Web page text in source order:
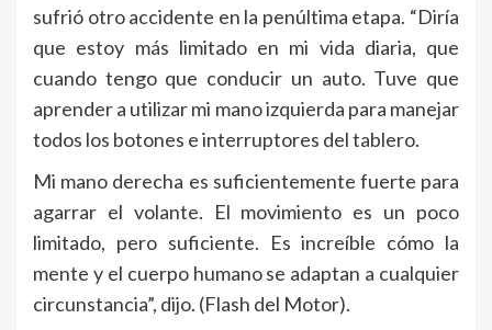
sufrió otro accidente en la penúltima etapa. “Diría
que estoy más limitado en mi vida diaria, que
cuando tengo que conducir un auto. Tuve que
aprender a utilizar mi mano izquierda para manejar
todos los botones e interruptores del tablero.
Mi mano derecha es suficientemente fuerte para
agarrar el volante. El movimiento es un poco
limitado, pero suficiente. Es increíble cómo la
mente y el cuerpo humano se adaptan a cualquier
circunstancia”, dijo. (Flash del Motor).